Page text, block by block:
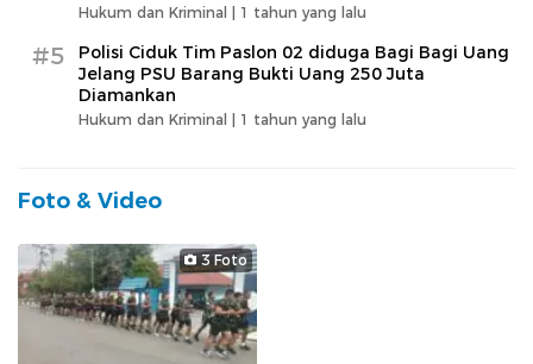
Hukum dan Kriminal | 1 tahun yang lalu
#5
Polisi Ciduk Tim Paslon 02 diduga Bagi Bagi Uang
Jelang PSU Barang Bukti Uang 250 Juta
Diamankan
Hukum dan Kriminal | 1 tahun yang lalu
Foto & Video
3 Foto